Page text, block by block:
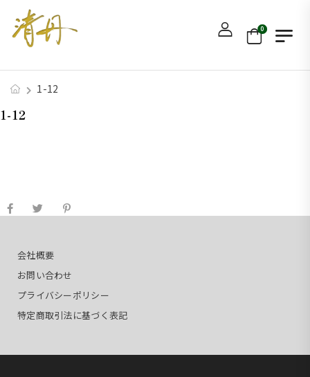
0
1-12
1-12
会社概要
お問い合わせ
プライバシーポリシー
特定商取引法に基づく表記